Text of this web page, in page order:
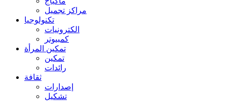
مراكز تجميل
تكنولوجيا
الكترونيات
كمبيوتر
تمكين المرأة
تمكين
رائدات
ثقافة
إصدارات
تشكيل